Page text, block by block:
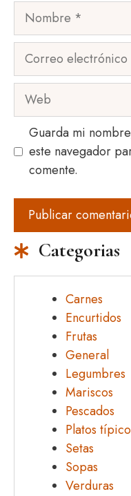
Nombre
Correo
Web
Guarda mi
este navegador
comente.
Categorias
Carnes
Encurtidos
Frutas
General
Legumbres
Mariscos
Pescados
Platos
Setas
Sopas
Verduras